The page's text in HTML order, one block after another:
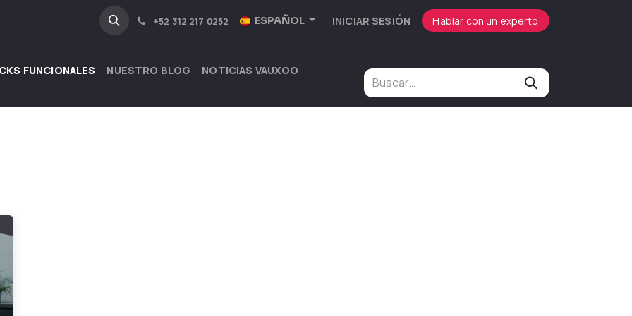
INDUSTRIAS +52 312 217 0252 ESPAÑOL INICIAR SESIÓN Hablar con un experto
FUNCIONALES NUESTRO BLOG
NOTICIAS VAUXOO